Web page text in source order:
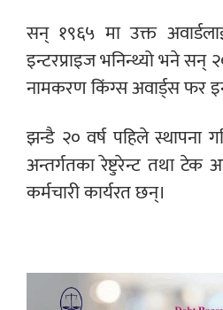
सन् १९६५ मा उक्त
इन्टरप्राइज भनिन्थ्यो भने सन्
नामकरण किंग्स अवार्ड्स फर
झन्डै २० वर्ष पहिले स्थापना
अन्तर्गतका रेष्टुरेन्ट तथा
कर्मचारी कार्यरत छन्।